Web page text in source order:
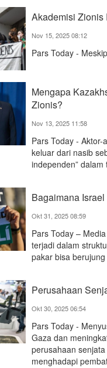
Akademisi Zionis
Nov 15, 2025 08:12
Pars Today -
Mengapa
Zionis?
Nov 13, 2025 11:58
Pars Today -
keluar dari nasib
independen”
Bagaimana
Okt 31, 2025 08:59
Pars Today –
terjadi dalam
pakar bisa
Perusahaan
Okt 30, 2025 06:54
Pars Today -
Gaza dan
perusahaan
menghadapi